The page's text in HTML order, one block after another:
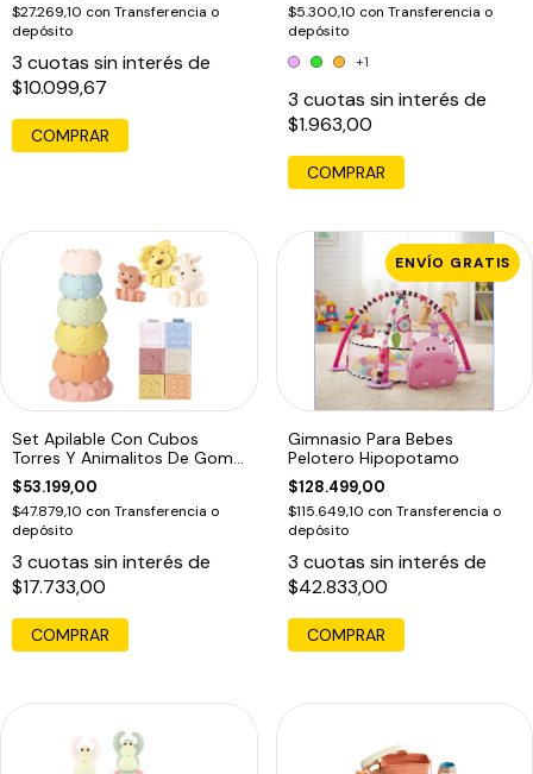
$27.269,10 con Transferencia o
depósito
3 cuotas sin interés de
$10.099,67
COMPRAR
$5.300,10 con Transferencia o
depósito
+1
3 cuotas sin interés de
$1.963,00
COMPRAR
Set Apilable Con Cubos
Torres Y Animalitos De Goma
Color Pastel
$53.199,00
$47.879,10 con Transferencia o
depósito
3 cuotas sin interés de
$17.733,00
ENVÍO GRATIS
Gimnasio Para Bebes
Pelotero Hipopotamo
$128.499,00
$115.649,10 con Transferencia o
depósito
3 cuotas sin interés de
$42.833,00